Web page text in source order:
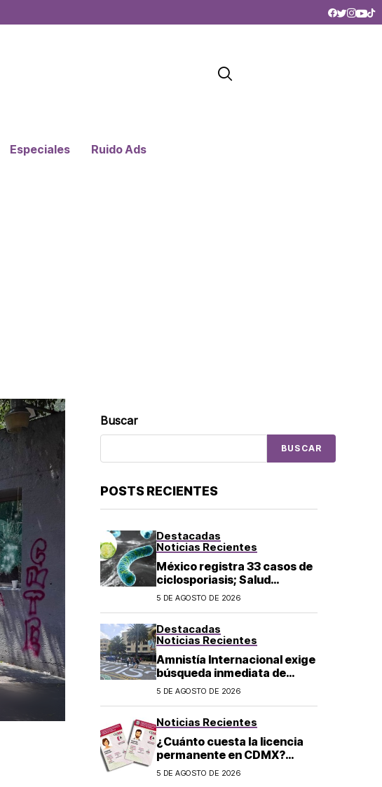
Especiales Ruido Ads
Buscar
BUSCAR
POSTS RECIENTES
Destacadas
Noticias Recientes
México registra 33 casos de
ciclosporiasis; Salud
mantiene vigilancia
5 DE AGOSTO DE 2026
Destacadas
Noticias Recientes
Amnistía Internacional exige
búsqueda inmediata de
ambientalista desaparecido
5 DE AGOSTO DE 2026
Noticias Recientes
¿Cuánto cuesta la licencia
permanente en CDMX?
Costo y fecha límite del
5 DE AGOSTO DE 2026